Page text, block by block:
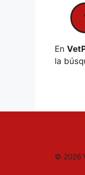
En
la
© 2026